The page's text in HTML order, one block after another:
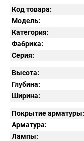
Код товара:
Модель:
Категория:
Фабрика:
Серия:
Высота:
Глубина:
Ширина:
Покрытие арматуры:
Арматура:
Лампы: